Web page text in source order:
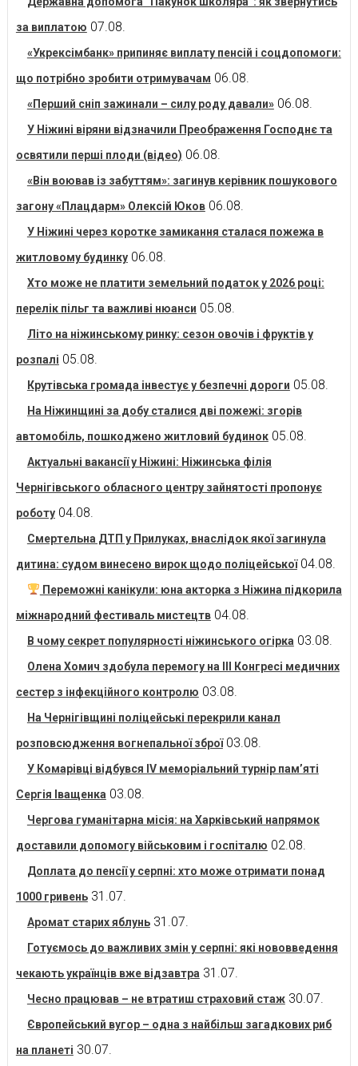
за виплатою 07.08.
«Укрексімбанк» припиняє виплату пенсій і соцдопомоги:
що потрібно зробити отримувачам 06.08.
«Перший сніп зажинали – силу роду давали» 06.08.
У Ніжині віряни відзначили Преображення Господнє та
освятили перші плоди (відео) 06.08.
«Він воював із забуттям»: загинув керівник пошукового
загону «Плацдарм» Олексій Юков 06.08.
У Ніжині через коротке замикання сталася пожежа в
житловому будинку 06.08.
Хто може не платити земельний податок у 2026 році:
перелік пільг та важливі нюанси 05.08.
Літо на ніжинському ринку: сезон овочів і фруктів у
розпалі 05.08.
Крутівська громада інвестує у безпечні дороги 05.08.
На Ніжинщині за добу сталися дві пожежі: згорів
автомобіль, пошкоджено житловий будинок 05.08.
Актуальні вакансії у Ніжині: Ніжинська філія
Чернігівського обласного центру зайнятості пропонує
роботу 04.08.
Смертельна ДТП у Прилуках, внаслідок якої загинула
дитина: судом винесено вирок щодо поліцейської 04.08.
Переможні канікули: юна акторка з Ніжина підкорила
міжнародний фестиваль мистецтв 04.08.
В чому секрет популярності ніжинського огірка 03.08.
Олена Хомич здобула перемогу на ІІІ Конгресі медичних
сестер з інфекційного контролю 03.08.
На Чернігівщині поліцейські перекрили канал
розповсюдження вогнепальної зброї 03.08.
У Комарівці відбувся IV меморіальний турнір пам’яті
Сергія Іващенка 03.08.
Чергова гуманітарна місія: на Харківський напрямок
доставили допомогу військовим і госпіталю 02.08.
Доплата до пенсії у серпні: хто може отримати понад
1000 гривень 31.07.
Аромат старих яблунь 31.07.
Готуємось до важливих змін у серпні: які нововведення
чекають українців вже відзавтра 31.07.
Чесно працював – не втратиш страховий стаж 30.07.
Європейський вугор – одна з найбільш загадкових риб
на планеті 30.07.